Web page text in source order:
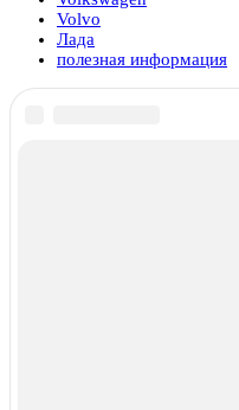
Volvo
Лада
полезная информация
Вам также может понравиться